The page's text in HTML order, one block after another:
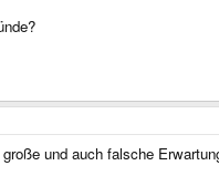
und auch falsche